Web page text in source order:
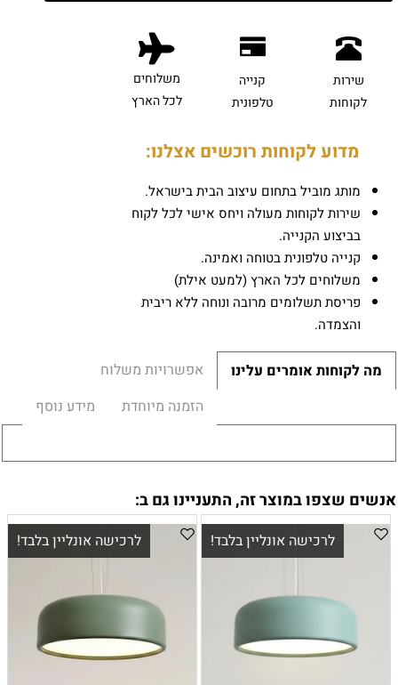
שירות
לקוחות
קנייה
טלפונית
משלוחים
לכל הארץ
מדוע לקוחות רוכשים אצלנו:
מותג מוביל בתחום עיצוב הבית בישראל.
שירות לקוחות מעולה ויחס אישי לכל לקוח
בביצוע הקנייה.
קנייה טלפונית בטוחה ואמינה.
משלוחים לכל הארץ (למעט אילת)
פריסת תשלומים מרובה ונוחה ללא ריבית
והצמדה.
מה לקוחות אומרים עלינו
אפשרויות משלוח
הזמנה מיוחדת
מידע נוסף
אנשים שצפו במוצר זה, התעניינו גם ב:
לרכישה אונליין בלבד! לרכישה אונליין בלבד!